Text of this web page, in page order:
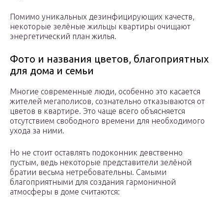
Помимо уникальных дезинфицирующих качеств,
некоторые зелёные жильцы квартиры очищают
энергетический план жилья.
Фото и названия цветов, благоприятных
для дома и семьи
Многие современные люди, особенно это касается
жителей мегаполисов, сознательно отказываются от
цветов в квартире. Это чаще всего объясняется
отсутствием свободного времени для необходимого
ухода за ними.
Но не стоит оставлять подоконник девственно
пустым, ведь некоторые представители зелёной
братии весьма нетребовательны. Самыми
благоприятными для создания гармоничной
атмосферы в доме считаются: